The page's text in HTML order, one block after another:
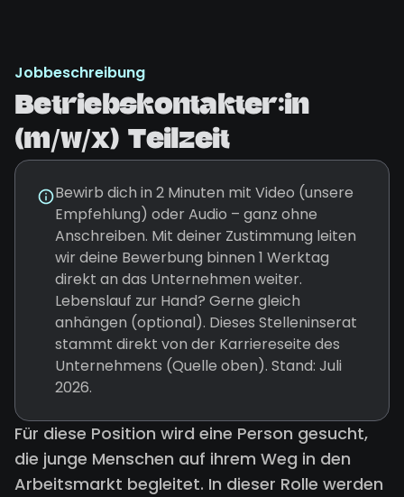
Jobbeschreibung
Betriebskontakter:in
(m/w/x) Teilzeit
Bewirb dich in 2 Minuten mit Video (unsere
Empfehlung) oder Audio – ganz ohne
Anschreiben. Mit deiner Zustimmung leiten
wir deine Bewerbung binnen 1 Werktag
direkt an das Unternehmen weiter.
Lebenslauf zur Hand? Gerne gleich
anhängen (optional). Dieses Stelleninserat
stammt direkt von der Karriereseite des
Unternehmens (Quelle oben). Stand: Juli
2026.
Für diese Position wird eine Person gesucht,
die junge Menschen auf ihrem Weg in den
Arbeitsmarkt begleitet. In dieser Rolle werden